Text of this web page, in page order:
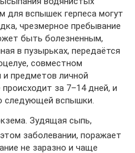
для вспышек герпеса могут
чрезмерное пребывание
быть болезненным,
в пузырьках, передаётся
совместном
предметов личной
за 7–14 дней, и
следующей вспышки.
Зудящая сыпь,
заболевании, поражает
не заразно и чаще